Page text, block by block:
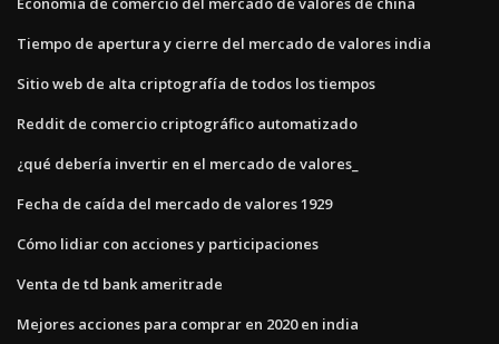
Tiempo de apertura y cierre del mercado de valores india
Sitio web de alta criptografía de todos los tiempos
Reddit de comercio criptográfico automatizado
¿qué debería invertir en el mercado de valores_
Fecha de caída del mercado de valores 1929
Cómo lidiar con acciones y participaciones
Venta de td bank ameritrade
Mejores acciones para comprar en 2020 en india